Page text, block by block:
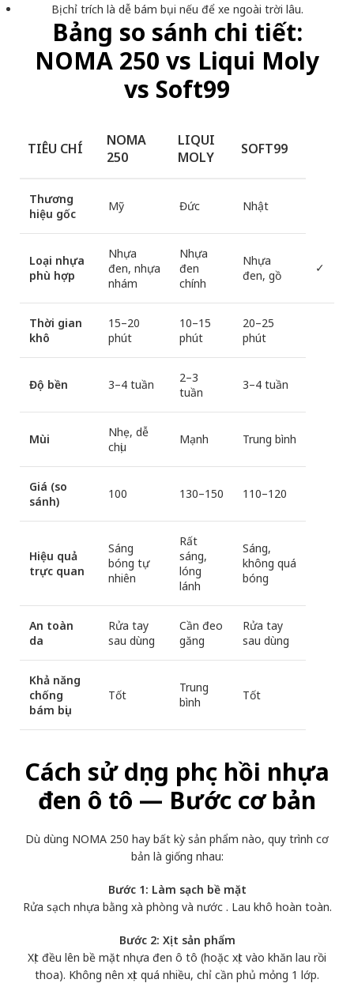
Bị chỉ trích là dễ bám bụi nếu để xe ngoài trời lâu.
Bảng so sánh chi tiết:
NOMA 250 vs Liqui Moly
vs Soft99
TIÊU CHÍ
NOMA
250
LIQUI
MOLY
SOFT99
Thương
hiệu gốc
Mỹ Đức Nhật
Loại nhựa
phù hợp
Nhựa
đen, nhựa
nhám
Nhựa
đen
chính
Nhựa
đen, gồ
✓
Thời gian
khô
15–20
phút
10–15
phút
20–25
phút
Độ bền 3–4 tuần
2–3
tuần
3–4 tuần
Mùi
Nhẹ, dễ
chịu
Mạnh Trung bình
Giá (so
sánh)
100 130–150 110–120
Hiệu quả
trực quan
Sáng
bóng tự
nhiên
Rất
sáng,
lóng
lánh
Sáng,
không quá
bóng
An toàn
da
Rửa tay
sau dùng
Cần đeo
găng
Rửa tay
sau dùng
Khả năng
chống
bám bụi
Tốt
Trung
bình
Tốt
Cách sử dụng phục hồi nhựa
đen ô tô — Bước cơ bản
Dù dùng NOMA 250 hay bất kỳ sản phẩm nào, quy trình cơ
bản là giống nhau:
Bước 1: Làm sạch bề mặt
Rửa sạch nhựa bằng xà phòng và nước . Lau khô hoàn toàn.
Bước 2: Xịt sản phẩm
Xịt đều lên bề mặt nhựa đen ô tô (hoặc xịt vào khăn lau rồi
thoa). Không nên xịt quá nhiều, chỉ cần phủ mỏng 1 lớp.